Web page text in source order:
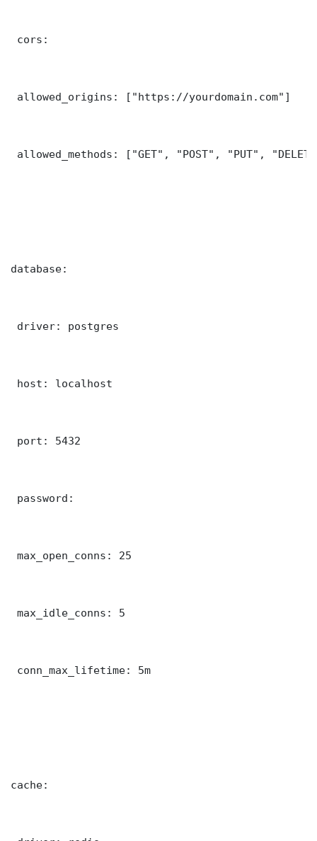
cors:
allowed_origins: ["https://yourdomain.com"]
allowed_methods: ["GET", "POST", "PUT",
database:
driver: postgres
host: localhost
port: 5432
password:
max_open_conns: 25
max_idle_conns: 5
conn_max_lifetime: 5m
cache: